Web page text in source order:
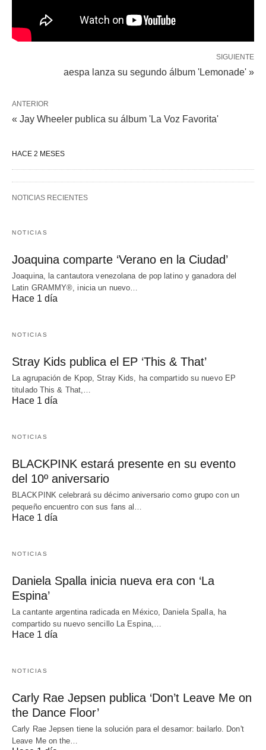
SIGUIENTE
aespa lanza su segundo álbum 'Lemonade' »
ANTERIOR
« Jay Wheeler publica su álbum 'La Voz Favorita'
HACE 2 MESES
NOTICIAS RECIENTES
NOTICIAS
Joaquina comparte ‘Verano en la Ciudad’
Joaquina, la cantautora venezolana de pop latino y ganadora del
Latin GRAMMY®, inicia un nuevo…
Hace 1 día
NOTICIAS
Stray Kids publica el EP ‘This & That’
La agrupación de Kpop, Stray Kids, ha compartido su nuevo EP
titulado This & That,…
Hace 1 día
NOTICIAS
BLACKPINK estará presente en su evento
del 10º aniversario
BLACKPINK celebrará su décimo aniversario como grupo con un
pequeño encuentro con sus fans al…
Hace 1 día
NOTICIAS
Daniela Spalla inicia nueva era con ‘La
Espina’
La cantante argentina radicada en México, Daniela Spalla, ha
compartido su nuevo sencillo La Espina,…
Hace 1 día
NOTICIAS
Carly Rae Jepsen publica ‘Don’t Leave Me on
the Dance Floor’
Carly Rae Jepsen tiene la solución para el desamor: bailarlo. Don't
Leave Me on the…